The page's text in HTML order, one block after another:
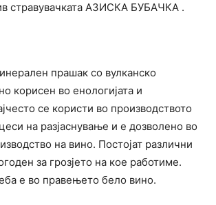
стравувачката АЗИСКА БУБАЧКА .
прашак со вулканско
корисен во енологијата и
се користи во производството
на разјаснување и е дозволено во
на вино. Постојат различни
за грозјето на кое работиме.
е во правењето бело вино.